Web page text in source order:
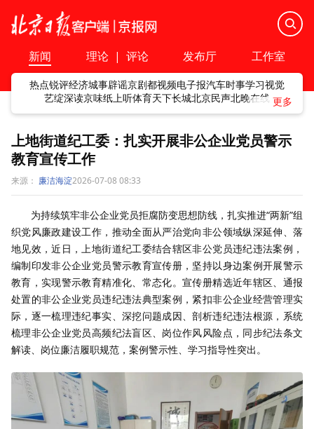
新闻 理论 | 评论 发布厅 工作室
热点锐评经济城事辟谣京剧都视频电子报汽车时事学习视觉
艺绽深读京味纸上听体育天下长城北京民声北晚在线
上地街道纪工委：扎实开展非公企业党员警示
教育宣传工作
来源： 廉洁海淀2026-07-08 08:33
为持续筑牢非公企业党员拒腐防变思想防线，扎实推进“两新”组
织党风廉政建设工作，推动全面从严治党向非公领域纵深延伸、落
地见效，近日，上地街道纪工委结合辖区非公党员违纪违法案例，
编制印发非公企业党员警示教育宣传册，坚持以身边案例开展警示
教育，实现警示教育精准化、常态化。宣传册精选近年辖区、通报
处置的非公企业党员违纪违法典型案例，紧扣非公企业经营管理实
际，逐一梳理违纪事实、深挖问题成因、剖析违纪违法根源，系统
梳理非公企业党员高频纪法盲区、岗位作风风险点，同步纪法条文
解读、岗位廉洁履职规范，案例警示性、学习指导性突出。